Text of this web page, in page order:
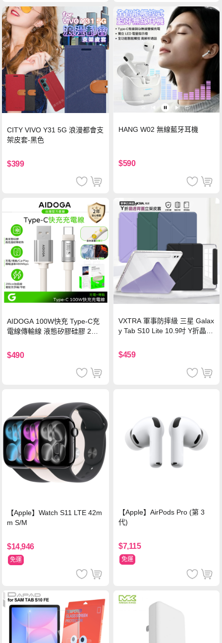
CITY VIVO Y31 5G 浪漫都會支
架皮套-黑色
$399
HANG W02 無線藍牙耳機
$590
AIDOGA 100W快充 Type-C充
電線傳輸線 液態矽膠硅膠 2M
$490
VXTRA 軍事防摔級 三星 Galax
y Tab S10 Lite 10.9吋 Y折晶透
$459
【Apple】Watch S11 LTE 42m
m S/M
$14,946
免運
【Apple】AirPods Pro (第 3
代)
$7,115
免運